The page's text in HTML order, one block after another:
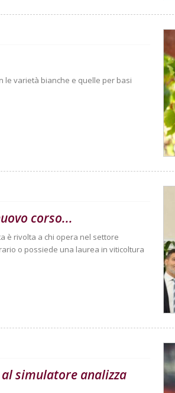
le varietà bianche e quelle per basi
corso...
è rivolta a chi opera nel settore
o possiede una laurea in viticoltura
simulatore analizza